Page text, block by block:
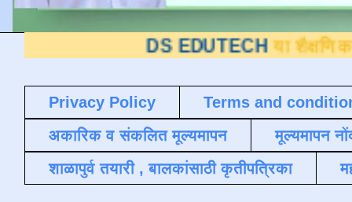
DS EDUTECH या शैक्षणिक ब्लॉगवर आपले
Privacy Policy
Terms and
अकारिक व संकलित मूल्यमापन
मूल्यमापन
शाळापुर्व तयारी , बालकांसाठी कृतीपत्रिका